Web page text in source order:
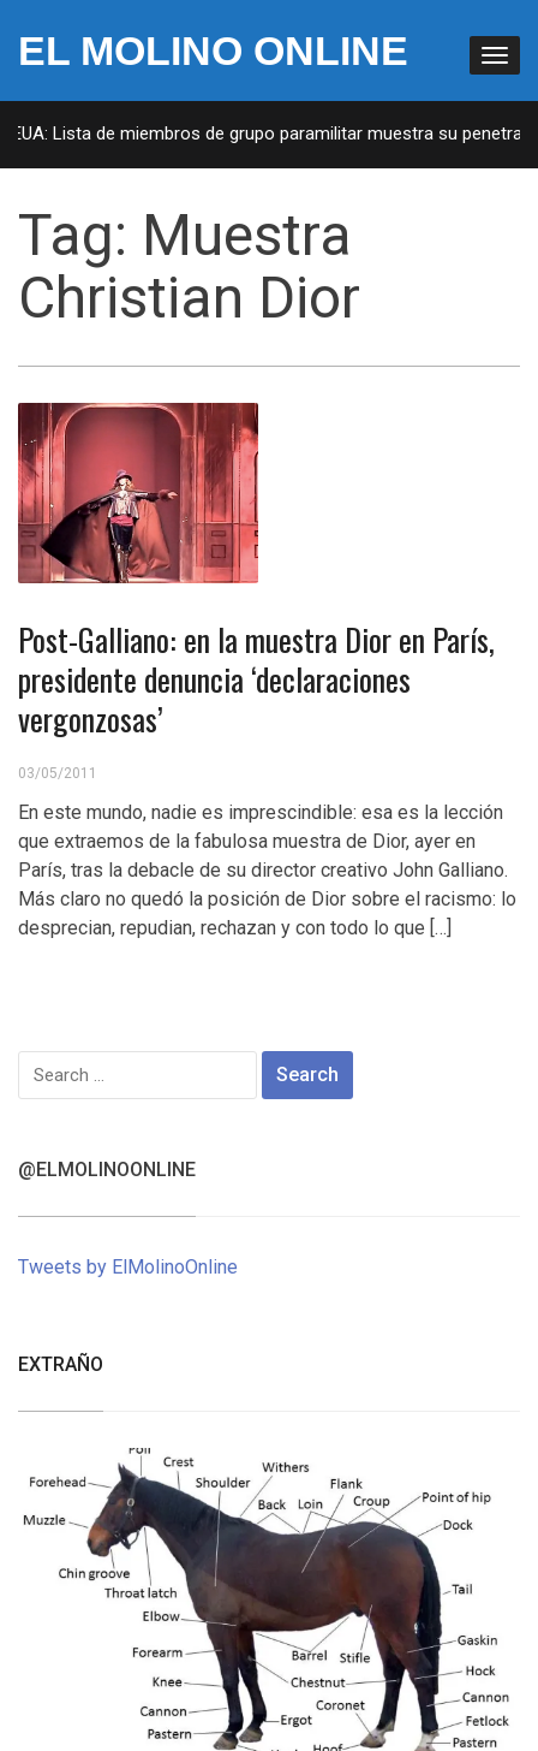
EL MOLINO ONLINE
Lista de miembros de grupo paramilitar muestra su
Tag: Muestra
Christian Dior
Post-Galliano: en la muestra Dior en París,
presidente denuncia ‘declaraciones
vergonzosas’
03/05/2011
En este mundo, nadie es imprescindible: esa es la lección
que extraemos de la fabulosa muestra de Dior, ayer en
París, tras la debacle de su director creativo John Galliano.
Más claro no quedó la posición de Dior sobre el racismo: lo
desprecian, repudian, rechazan y con todo lo que […]
Search
for:
@ELMOLINOONLINE
Tweets by ElMolinoOnline
EXTRAÑO